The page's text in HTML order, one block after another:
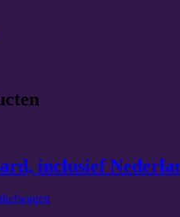
inclusief